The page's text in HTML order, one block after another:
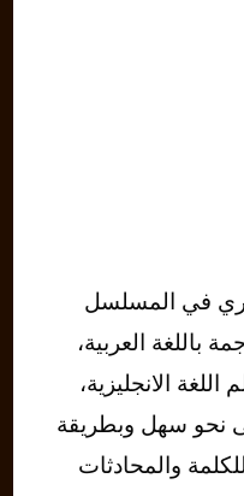
في المسلسل
باللغة العربية،
الانجليزية،
نحو سهل وبطريقة
والمحادثات